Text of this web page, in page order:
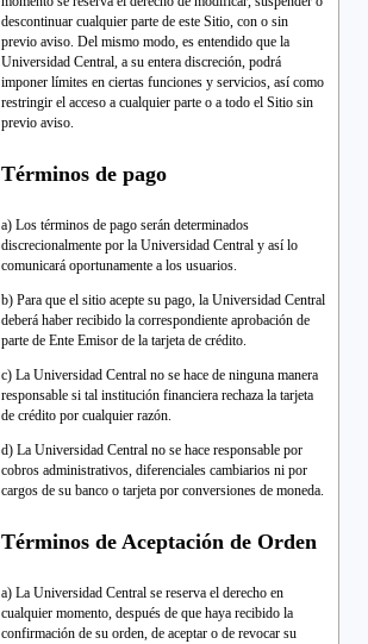
descontinuar cualquier parte de este Sitio, con o sin
previo aviso. Del mismo modo, es entendido que la
Universidad Central, a su entera discreción, podrá
imponer límites en ciertas funciones y servicios, así como
restringir el acceso a cualquier parte o a todo el Sitio sin
previo aviso.
Términos de pago
a) Los términos de pago serán determinados
discrecionalmente por la Universidad Central y así lo
comunicará oportunamente a los usuarios.
b) Para que el sitio acepte su pago, la Universidad Central
deberá haber recibido la correspondiente aprobación de
parte de Ente Emisor de la tarjeta de crédito.
c) La Universidad Central no se hace de ninguna manera
responsable si tal institución financiera rechaza la tarjeta
de crédito por cualquier razón.
d) La Universidad Central no se hace responsable por
cobros administrativos, diferenciales cambiarios ni por
cargos de su banco o tarjeta por conversiones de moneda.
Términos de Aceptación de Orden
a) La Universidad Central se reserva el derecho en
cualquier momento, después de que haya recibido la
confirmación de su orden, de aceptar o de revocar su